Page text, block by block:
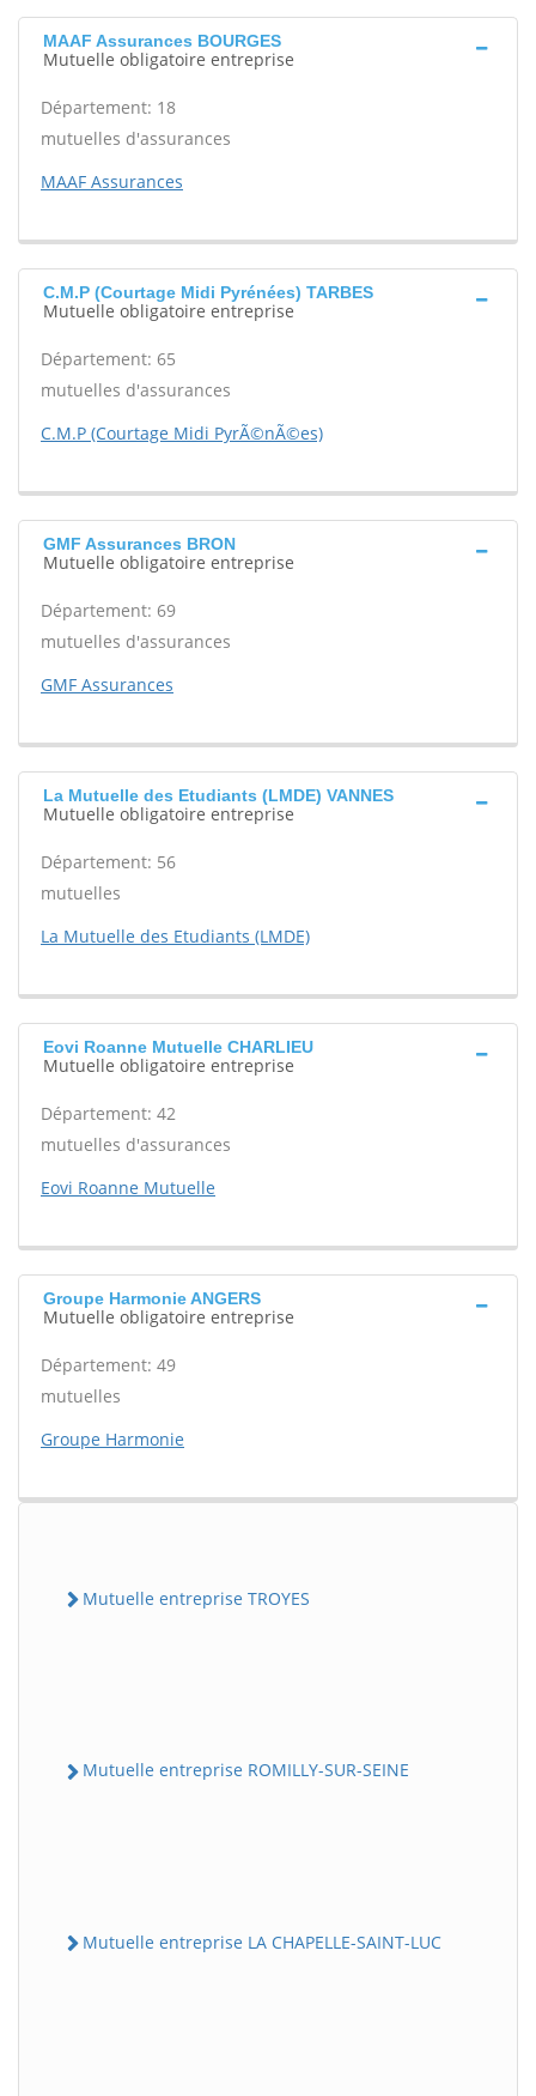
MAAF Assurances BOURGES
Mutuelle obligatoire entreprise
Département: 18
mutuelles d'assurances
MAAF Assurances
C.M.P (Courtage Midi Pyrénées) TARBES
Mutuelle obligatoire entreprise
Département: 65
mutuelles d'assurances
C.M.P (Courtage Midi PyrÃ©nÃ©es)
GMF Assurances BRON
Mutuelle obligatoire entreprise
Département: 69
mutuelles d'assurances
GMF Assurances
La Mutuelle des Etudiants (LMDE) VANNES
Mutuelle obligatoire entreprise
Département: 56
mutuelles
La Mutuelle des Etudiants (LMDE)
Eovi Roanne Mutuelle CHARLIEU
Mutuelle obligatoire entreprise
Département: 42
mutuelles d'assurances
Eovi Roanne Mutuelle
Groupe Harmonie ANGERS
Mutuelle obligatoire entreprise
Département: 49
mutuelles
Groupe Harmonie
Mutuelle entreprise TROYES
Mutuelle entreprise ROMILLY-SUR-SEINE
Mutuelle entreprise LA CHAPELLE-SAINT-LUC